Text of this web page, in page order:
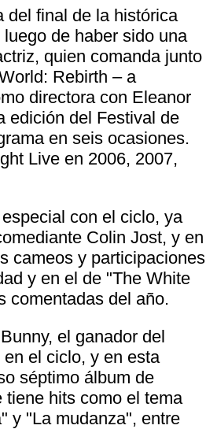
del final de la histórica
de haber sido una
quien comanda junto
Rebirth – a
directora con Eleanor
edición del Festival de
en seis ocasiones.
Live en 2006, 2007,
con el ciclo, ya
Colin Jost, y en
cameos y participaciones
y en el de "The White
comentadas del año.
el ganador del
el ciclo, y en esta
séptimo álbum de
tiene hits como el tema
y "La mudanza", entre